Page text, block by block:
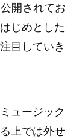
開されてお
じめとした
目していき
ュージック
上では外せ